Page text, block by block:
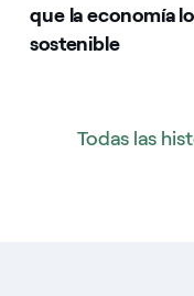
que la economía
sostenible
Todas las